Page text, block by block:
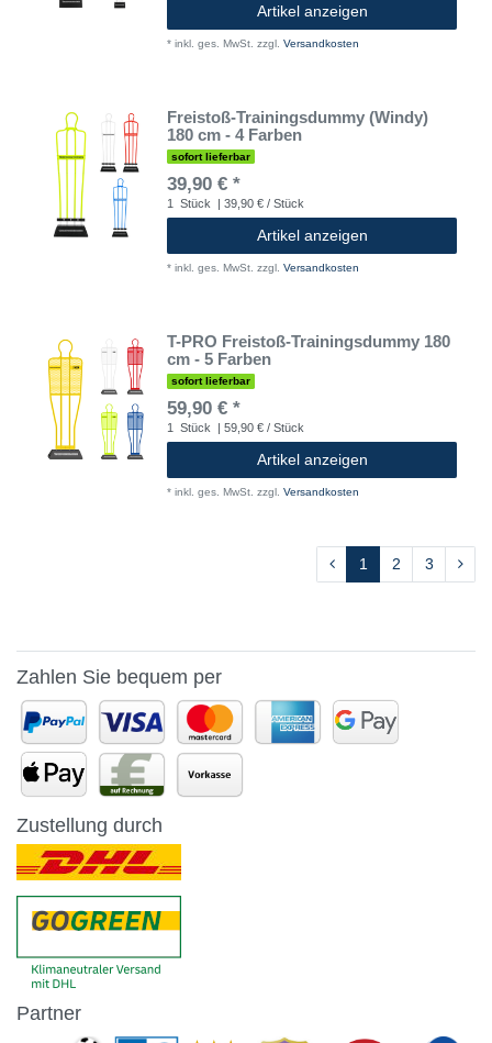
Artikel anzeigen
* inkl. ges. MwSt. zzgl. Versandkosten
Freistoß-Trainingsdummy (Windy)
180 cm - 4 Farben
sofort lieferbar
39,90 € *
1 Stück | 39,90 € / Stück
Artikel anzeigen
* inkl. ges. MwSt. zzgl. Versandkosten
T-PRO Freistoß-Trainingsdummy 180
cm - 5 Farben
sofort lieferbar
59,90 € *
1 Stück | 59,90 € / Stück
Artikel anzeigen
* inkl. ges. MwSt. zzgl. Versandkosten
1 2 3
Zahlen Sie bequem per
Zustellung durch
Partner